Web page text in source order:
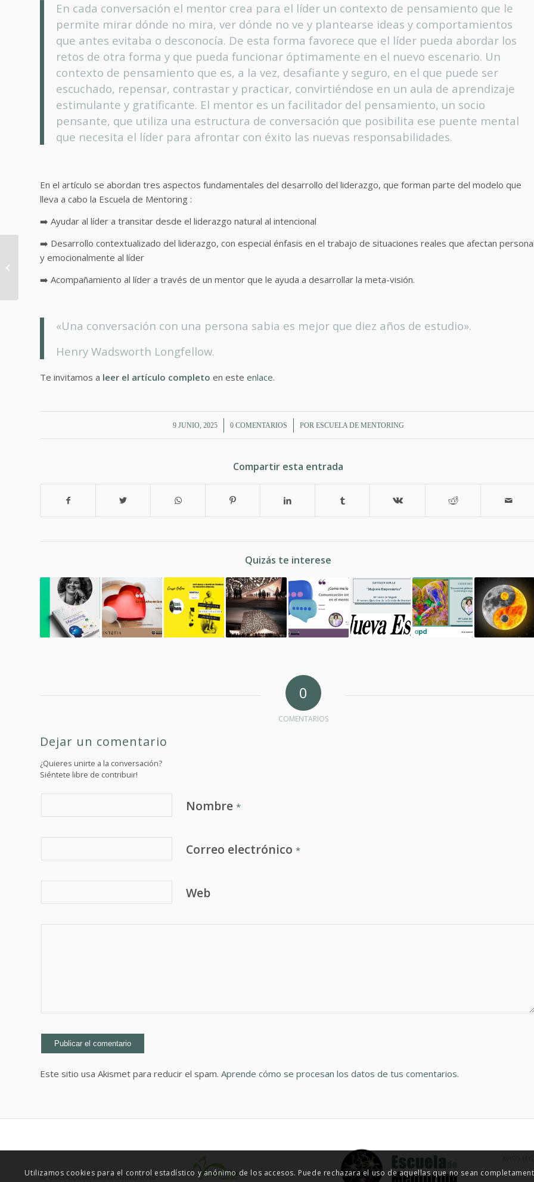
En cada conversación el mentor crea para el líder un contexto de pensamiento que le
permite mirar dónde no mira, ver dónde no ve y plantearse ideas y comportamientos
que antes evitaba o desconocía. De esta forma favorece que el líder pueda abordar los
retos de otra forma y que pueda funcionar óptimamente en el nuevo escenario. Un
contexto de pensamiento que es, a la vez, desafiante y seguro, en el que puede ser
escuchado, repensar, contrastar y practicar, convirtiéndose en un aula de aprendizaje
estimulante y gratificante. El mentor es un facilitador del pensamiento, un socio
pensante, que utiliza una estructura de conversación que posibilita ese puente mental
que necesita el líder para afrontar con éxito las nuevas responsabilidades.
En el artículo se abordan tres aspectos fundamentales del desarrollo del liderazgo, que forman parte del modelo que
lleva a cabo la Escuela de Mentoring :
➡️ Ayudar al líder a transitar desde el liderazgo natural al intencional
➡️ Desarrollo contextualizado del liderazgo, con especial énfasis en el trabajo de situaciones reales que afectan
y emocionalmente al líder
➡️ Acompañamiento al líder a través de un mentor que le ayuda a desarrollar la meta-visión.
«Una conversación con una persona sabia es mejor que diez años de estudio».
Henry Wadsworth Longfellow.
Te invitamos a leer el artículo completo en este enlace.
9 JUNIO, 2025
/ 0 COMENTARIOS
/ POR ESCUELA DE MENTORING
Compartir esta entrada
Quizás te interese
0
COMENTARIOS
Dejar un comentario
¿Quieres unirte a la conversación?
Siéntete libre de contribuir!
Nombre *
Correo electrónico *
Web
Este sitio usa Akismet para reducir el spam. Aprende cómo se procesan los datos de tus comentarios.
© ESCUELA DE MENTORING 2015
Mentoring Grupal
«Pasaporte al Futuro»
Utilizamos cookies para el control estadístico y anónimo de los accesos. Puede rechazara el uso de aquellas que no sean